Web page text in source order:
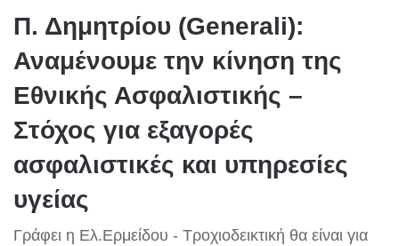
Π. Δημητρίου (Generali):
Αναμένουμε την κίνηση της
Εθνικής Ασφαλιστικής –
Στόχος για εξαγορές
ασφαλιστικές και υπηρεσίες
υγείας
Γράφει η Ελ.Ερμείδου - Τροχιοδεικτική θα είναι για